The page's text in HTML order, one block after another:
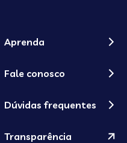
Aprenda
Fale conosco
Dúvidas frequentes
Transparência